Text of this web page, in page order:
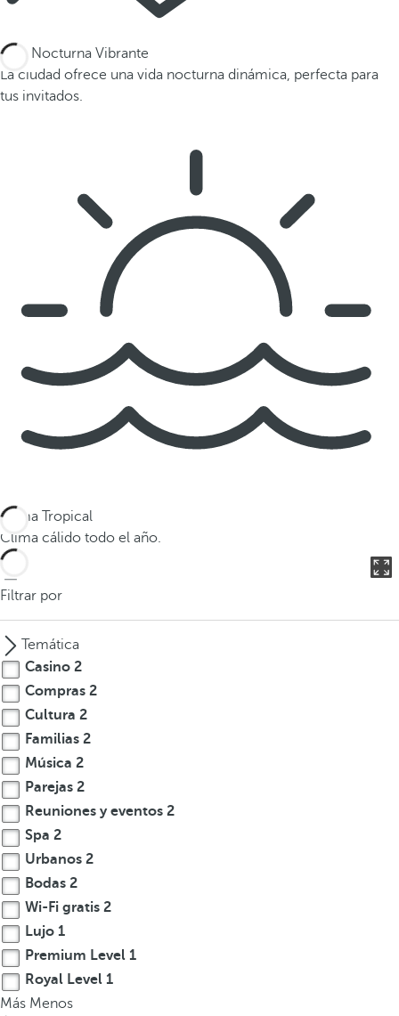
Vida Nocturna Vibrante
La ciudad ofrece una vida nocturna dinámica, perfecta para
tus invitados.
Clima Tropical
Clima cálido todo el año.
Filtrar por
Temática
Casino 2
Compras 2
Cultura 2
Familias 2
Música 2
Parejas 2
Reuniones y eventos 2
Spa 2
Urbanos 2
Bodas 2
Wi-Fi gratis 2
Lujo 1
Premium Level 1
Royal Level 1
Más Menos